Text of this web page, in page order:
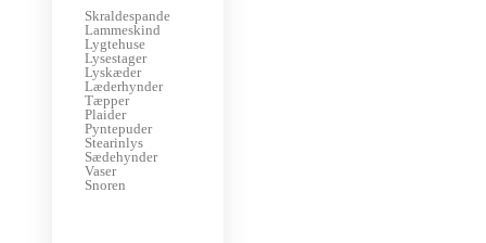
Skraldespande
Lammeskind
Lygtehuse
Lysestager
Lyskæder
Læderhynder
Tæpper
Plaider
Pyntepuder
Stearinlys
Sædehynder
Vaser
Snoren